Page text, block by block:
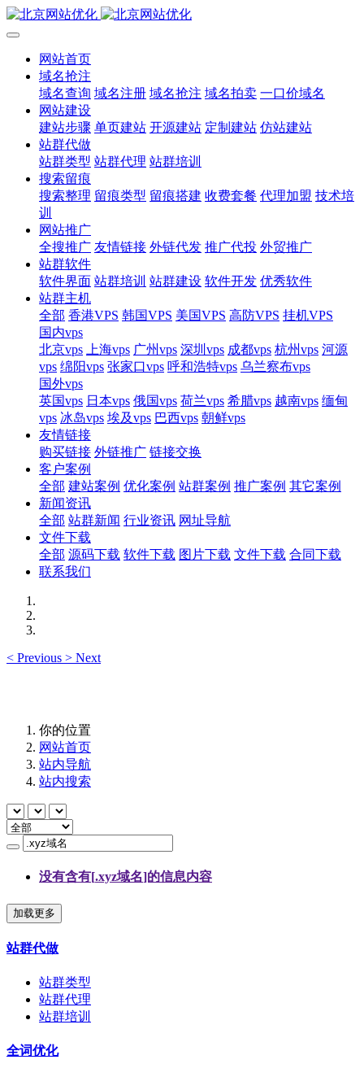
网站首页
域名抢注
域名查询 域名注册 域名抢注 域名拍卖 一口价域名
网站建设
建站步骤 单页建站 开源建站 定制建站 仿站建站
站群代做
站群类型 站群代理 站群培训
搜索留痕
搜索整理 留痕类型 留痕搭建 收费套餐 代理加盟 技术培
训
网站推广
全搜推广 友情链接 外链代发 推广代投 外贸推广
站群软件
软件界面 站群培训 站群建设 软件开发 优秀软件
站群主机
全部 香港VPS 韩国VPS 美国VPS 高防VPS 挂机VPS
国内vps
北京vps
上海vps 广州vps 深圳vps 成都vps 杭州vps 河源
vps 绵阳vps 张家口vps 呼和浩特vps 乌兰察布vps
国外vps
英国vps 日本vps 俄国vps 荷兰vps 希腊vps 越南vps 缅甸
vps 冰岛vps 埃及vps 巴西vps 朝鲜vps
友情链接
购买链接 外链推广 链接交换
客户案例
全部 建站案例 优化案例 站群案例 推广案例 其它案例
新闻资讯
全部 站群新闻 行业资讯 网址导航
文件下载
全部 源码下载 软件下载 图片下载 文件下载 合同下载
联系我们
< Previous > Next
你的位置
网站首页
站内导航
站内搜索
没有含有[.xyz域名]的信息内容
加载更多
站群代做
站群类型
站群代理
站群培训
全词优化